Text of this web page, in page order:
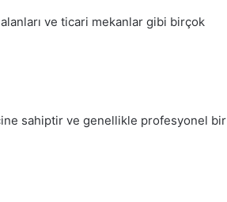
ve ticari mekanlar gibi birçok
sahiptir ve genellikle profesyonel bir